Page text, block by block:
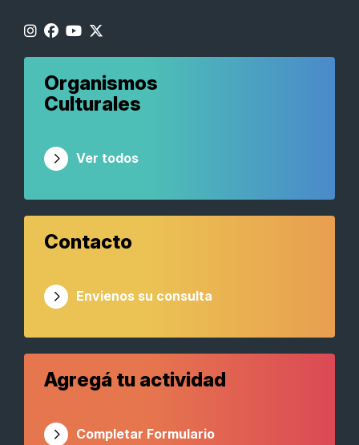
Organismos
Culturales
Ver todos
Contacto
Envienos su consulta
Agregá tu actividad
Completar Formulario